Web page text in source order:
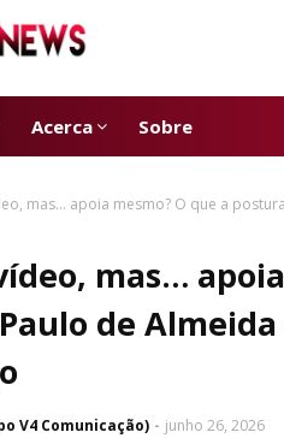
Acerca Sobre
mas… apoia mesmo? O que a
mas…
de
V4 Comunicação) junho 26, 2026